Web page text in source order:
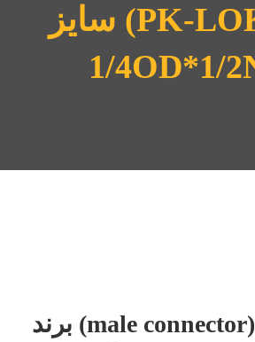
لوک (PK-LOK) سایز
1/4OD*1/
کانکتور نری (male connector) برند